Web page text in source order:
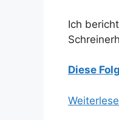
Ich
Diese